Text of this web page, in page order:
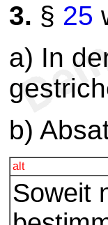
3. § 25
a) In
b)
alt
Soweit